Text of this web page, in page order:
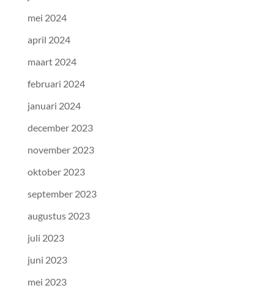
mei 2024
april 2024
maart 2024
februari 2024
januari 2024
december 2023
november 2023
oktober 2023
september 2023
augustus 2023
juli 2023
juni 2023
mei 2023